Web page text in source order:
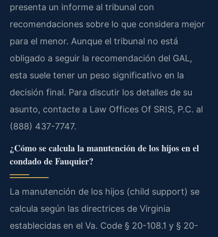
presenta un informe al tribunal con
recomendaciones sobre lo que considera mejor
para el menor. Aunque el tribunal no está
obligado a seguir la recomendación del GAL,
esta suele tener un peso significativo en la
decisión final. Para discutir los detalles de su
asunto, contacte a Law Offices Of SRIS, P.C. al
(888) 437-7747.
¿Cómo se calcula la manutención de los hijos en el
condado de Fauquier?
La manutención de los hijos (child support) se
calcula según las directrices de Virginia
establecidas en el Va. Code § 20-108.1 y § 20-